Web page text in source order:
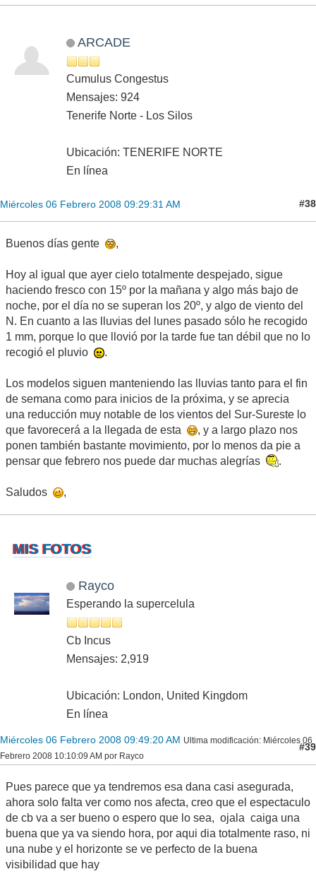
ARCADE
Cumulus Congestus
Mensajes: 924
Tenerife Norte - Los Silos
Ubicación: TENERIFE NORTE
En línea
Miércoles 06 Febrero 2008 09:29:31 AM #38
Buenos días gente ,
Hoy al igual que ayer cielo totalmente despejado, sigue
haciendo fresco con 15º por la mañana y algo más bajo de
noche, por el día no se superan los 20º, y algo de viento del
N. En cuanto a las lluvias del lunes pasado sólo he recogido
1 mm, porque lo que llovió por la tarde fue tan débil que no lo
recogió el pluvio
.
Los modelos siguen manteniendo las lluvias tanto para el fin
de semana como para inicios de la próxima, y se aprecia
una reducción muy notable de los vientos del Sur-Sureste lo
que favorecerá a la llegada de esta
, y a largo plazo nos
ponen también bastante movimiento, por lo menos da pie a
pensar que febrero nos puede dar muchas alegrías
.
Saludos ,
MIS FOTOS
Rayco
Esperando la supercelula
Cb Incus
Mensajes: 2,919
Ubicación: London, United Kingdom
En línea
Miércoles 06 Febrero 2008 09:49:20 AM Ultima modificación: Miércoles 06
Febrero 2008 10:10:09 AM por Rayco
#39
Pues parece que ya tendremos esa dana casi asegurada,
ahora solo falta ver como nos afecta, creo que el espectaculo
de cb va a ser bueno o espero que lo sea, ojala caiga una
buena que ya va siendo hora, por aqui dia totalmente raso, ni
una nube y el horizonte se ve perfecto de la buena
visibilidad que hay